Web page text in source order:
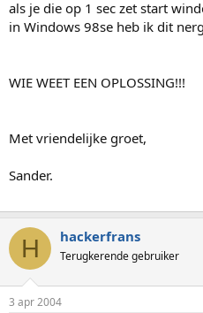
als je die op 1 sec zet start
in Windows 98se heb ik dit
WIE WEET EEN OPLOSSING!!!
Met vriendelijke groet,
Sander.
H hackerfrans
Terugkerende gebruiker
3 apr 2004